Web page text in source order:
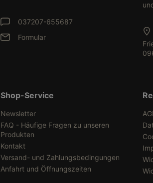
037207-655687
Formular
Shop-Service
Newsletter
FAQ - Häufige Fragen zu unseren
Produkten
Kontakt
Versand- und Zahlungsbedingungen
Anfahrt und Öffnungszeiten